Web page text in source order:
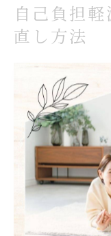
自己負担
直し方法
みらいエコ住
みらいエコ住宅
ーム費用を抑える
確に把握すること
工事、申請時期を
進めることで、自